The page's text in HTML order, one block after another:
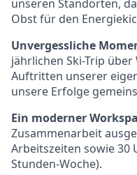
unseren Standorten,
Obst für den
Unvergessliche
jährlichen Ski-Trip
Auftritten unserer
unsere Erfolge
Ein moderner
Zusammenarbeit
Arbeitszeiten sowie 30
Stunden-Woche).